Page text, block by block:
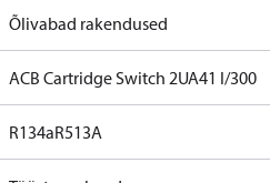
Õlivabad rakendused
ACB Cartridge Switch 2UA41 I/300
R134aR513A